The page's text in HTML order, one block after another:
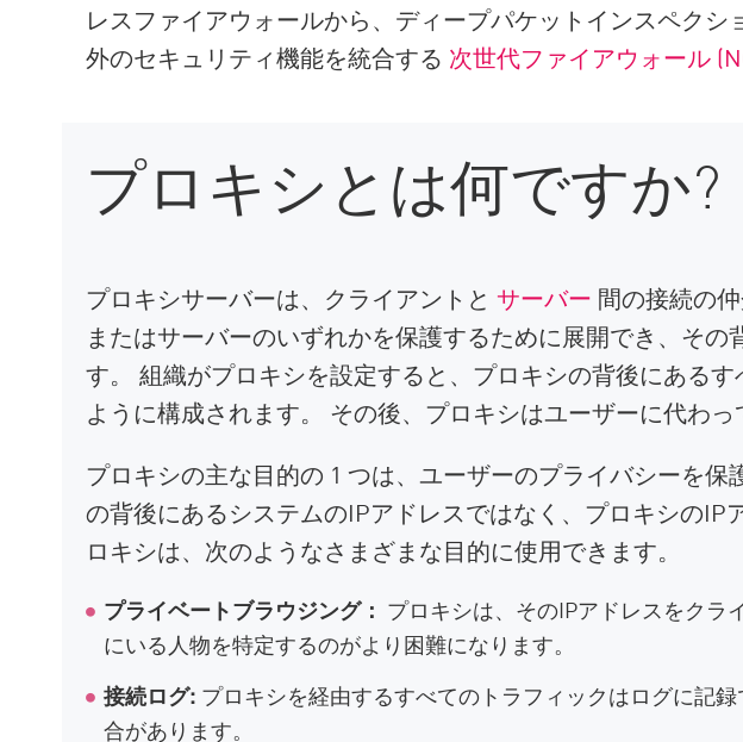
レスファイアウォールから、ディープパケットインスペクシ
外のセキュリティ機能を統合する 次世代ファイアウォール
プロキシとは何ですか?
プロキシサーバーは、クライアントと サーバー 間の接続の
またはサーバーのいずれかを保護するために展開でき、そ
す。 組織がプロキシを設定すると、プロキシの背後にある
ように構成されます。 その後、プロキシはユーザーに代わっ
プロキシの主な目的の 1 つは、ユーザーのプライバシーを
の背後にあるシステムのIPアドレスではなく、プロキシの
ロキシは、次のようなさまざまな目的に使用できます。
プライベートブラウジング： プロキシは、そのIPアドレスをクラ
にいる人物を特定するのがより困難になります。
接続ログ: プロキシを経由するすべてのトラフィックはログに記
合があります。